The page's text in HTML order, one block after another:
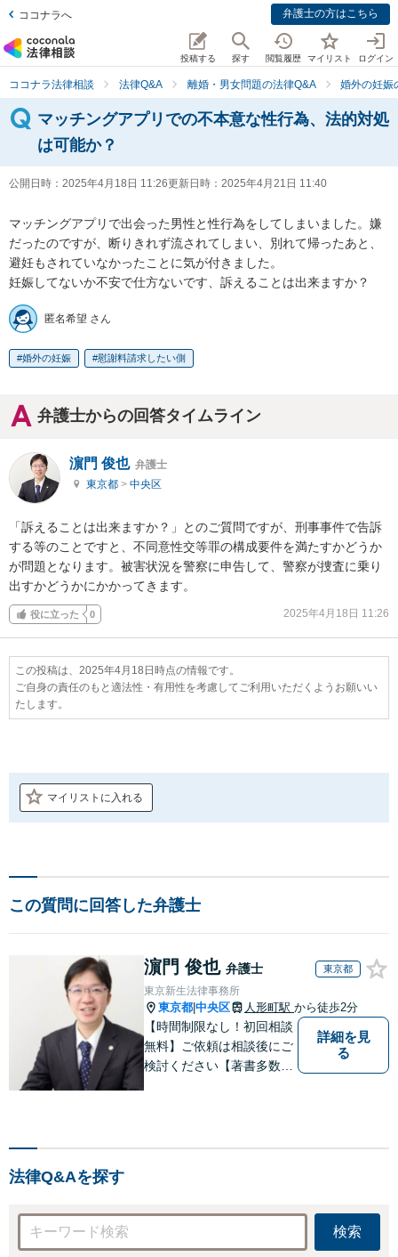
ココナラへ 弁護士の方はこちら
投稿する 探す 閲覧履歴 マイリスト ログイン
ココナラ法律相談 法律Q&A 離婚・男女問題の法律Q&A 婚外の妊娠
マッチングアプリでの不本意な性行為、法的対処
は可能か？
公開日時： 2025年4月18日 11:26更新日時： 2025年4月21日 11:40
マッチングアプリで出会った男性と性行為をしてしまいました。嫌
だったのですが、断りきれず流されてしまい、別れて帰ったあと、
避妊もされていなかったことに気が付きました。
妊娠してないか不安で仕方ないです、訴えることは出来ますか？
匿名希望 さん
婚外の妊娠 慰謝料請求したい側
弁護士からの回答タイムライン
濵門 俊也 弁護士
東京都 > 中央区
「訴えることは出来ますか？」とのご質問ですが、刑事事件で告訴
する等のことですと、不同意性交等罪の構成要件を満たすかどうか
が問題となります。被害状況を警察に申告して、警察が捜査に乗り
出すかどうかにかかってきます。
役に立った 0 2025年4月18日 11:26
この投稿は、2025年4月18日時点の情報です。
ご自身の責任のもと適法性・有用性を考慮してご利用いただくようお願いい
たします。
マイリストに入れる
この質問に回答した弁護士
濵門 俊也 弁護士 東京都
東京新生法律事務所
東京都 中央区 人形町駅 から徒歩2分
【時間制限なし！初回相談
無料】ご依頼は相談後にご
検討ください【著書多数】
詳細を見
る
法律Q&Aを探す
検索